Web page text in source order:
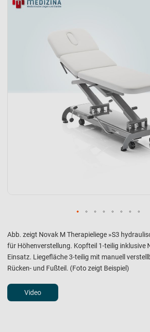
Abb. zeigt Novak M Therapieliege »S3
für Höhenverstellung. Kopfteil 1-teilig inklusive
Einsatz. Liegefläche 3-teilig mit manuell
Rücken- und Fußteil. (Foto zeigt Beispiel)
Video